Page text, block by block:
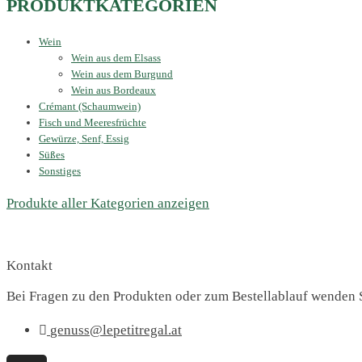
PRODUKTKATEGORIEN
Wein
Wein aus dem Elsass
Wein aus dem Burgund
Wein aus Bordeaux
Crémant (Schaumwein)
Fisch und Meeresfrüchte
Gewürze, Senf, Essig
Süßes
Sonstiges
Produkte aller Kategorien anzeigen
Kontakt
Bei Fragen zu den Produkten oder zum Bestellablauf wenden
genuss@lepetitregal.at